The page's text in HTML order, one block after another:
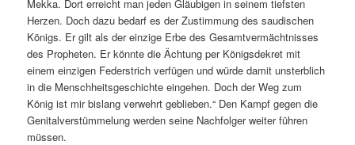
Mekka. Dort erreicht man jeden Gläubigen in seinem tiefsten
Herzen. Doch dazu bedarf es der Zustimmung des saudischen
Königs. Er gilt als der einzige Erbe des Gesamtvermächtnisses
des Propheten. Er könnte die Ächtung per Königsdekret mit
einem einzigen Federstrich verfügen und würde damit unsterblich
in die Menschheitsgeschichte eingehen. Doch der Weg zum
König ist mir bislang verwehrt geblieben.“ Den Kampf gegen die
Genitalverstümmelung werden seine Nachfolger weiter führen
müssen.